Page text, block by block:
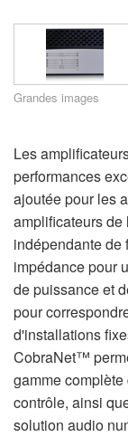
Grandes images
Les
performances
ajoutée pour les
amplificateurs
indépendante de
impédance pour
de puissance et
pour
d'installations
CobraNet™
gamme
contrôle, ainsi
solution audio